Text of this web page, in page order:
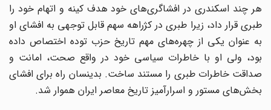
هر چند اسکندری در افشاگری‌های خود هدف کینه و اتهام خود را
طبری قرار داد، زیرا طبری در کژراهه سهم قابل توجهی به افشای او
به عنوان یکی از چهره‌های مهم تاریخ حزب توده اختصاص داده
بود، ولی او با خاطرات سیاسی خود در واقع صحت، امانت و
صداقت خاطرات طبری را مستند ساخت. بدینسان راه برای افشای
بخش‌های مستور و اسرار‌آمیز تاریخ معاصر ایران هموار شد.